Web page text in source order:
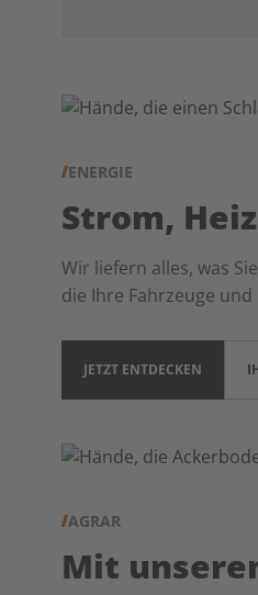
ENERGIE
Strom,
Wir liefern alles, was
die Ihre Fahrzeuge
JETZT ENTDECKEN
AGRAR
Mit